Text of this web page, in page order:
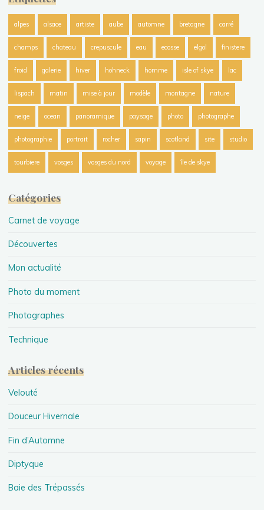
alpes alsace artiste aube automne bretagne carré
champs chateau crepuscule eau ecosse elgol finistere
froid galerie hiver hohneck homme isle of skye lac
lispach matin mise à jour modèle montagne nature
neige ocean panoramique paysage photo photographe
photographie portrait rocher sapin scotland site studio
tourbiere vosges vosges du nord voyage île de skye
Catégories
Carnet de voyage
Découvertes
Mon actualité
Photo du moment
Photographes
Technique
Articles récents
Velouté
Douceur Hivernale
Fin d’Automne
Diptyque
Baie des Trépassés